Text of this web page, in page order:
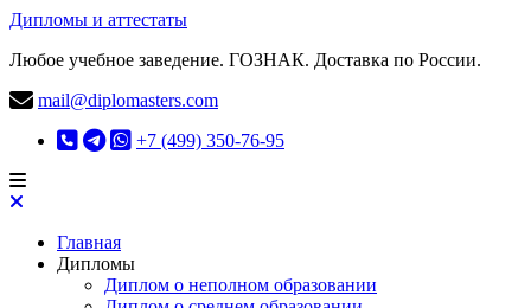
Дипломы и аттестаты
Любое учебное заведение. ГОЗНАК. Доставка по России.
mail@diplomasters.com
+7 (499) 350-76-95
Главная
Дипломы
Диплом о неполном образовании